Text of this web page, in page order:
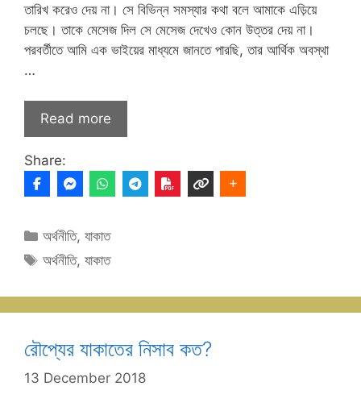
তারিখ করেও দেয় না। সে বিভিন্ন সমস্যার কথা বলে আমাকে এড়িয়ে
চলছে। তাকে মেসেজ দিল সে মেসেজ দেখেও কোন উত্তর দেয় না।
পরবর্তীতে আমি এক ভাইয়ের মাধ্যমে জানতে পারছি, তার আর্থিক অবস্থা
…
Read more
Share:
Categories
অর্থনীতি,যাকাত
Tags
অর্থনীতি,যাকাত
রৌপ্যের যাকাতের নিসাব কত?
13 December 2018